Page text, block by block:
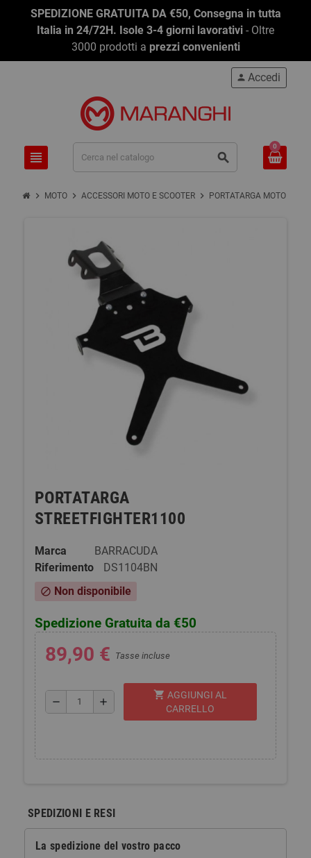
SPEDIZIONE GRATUITA DA €50, Consegna in tutta
Italia in 24/72H. Isole 3-4 giorni lavorativi - Oltre
3000 prodotti a prezzi convenienti
view_headline search
person Accedi
0
chevron_right MOTO chevron_right ACCESSORI MOTO E SCOOTER chevron_right PORTATARGA MOTO
PORTATARGA
STREETFIGHTER1100
Marca
BARRACUDA
Riferimento
DS1104BN
block Non disponibile
Spedizione Gratuita da €50
89,90 € Tasse incluse
remove add
shopping_cart AGGIUNGI AL
CARRELLO
SPEDIZIONI E RESI
La spedizione del vostro pacco